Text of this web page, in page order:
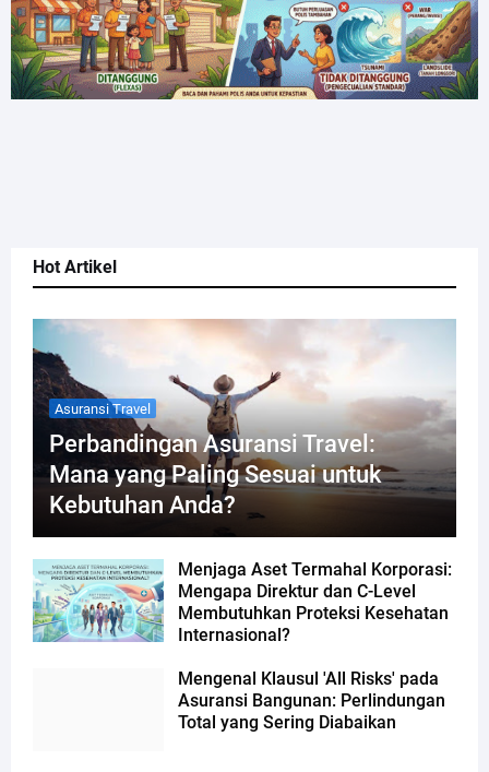
Hot Artikel
Asuransi Travel
Perbandingan Asuransi Travel:
Mana yang Paling Sesuai untuk
Kebutuhan Anda?
Menjaga Aset Termahal Korporasi:
Mengapa Direktur dan C-Level
Membutuhkan Proteksi Kesehatan
Internasional?
Mengenal Klausul 'All Risks' pada
Asuransi Bangunan: Perlindungan
Total yang Sering Diabaikan